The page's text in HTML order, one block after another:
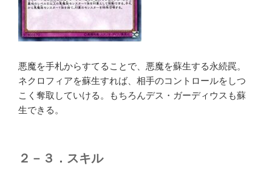
悪魔を手札からすてることで、悪魔を蘇生する永続罠。
ネクロフィアを蘇生すれば、相手のコントロールをしつ
こく奪取していける。もちろんデス・ガーディウスも蘇
生できる。
２－３．スキル